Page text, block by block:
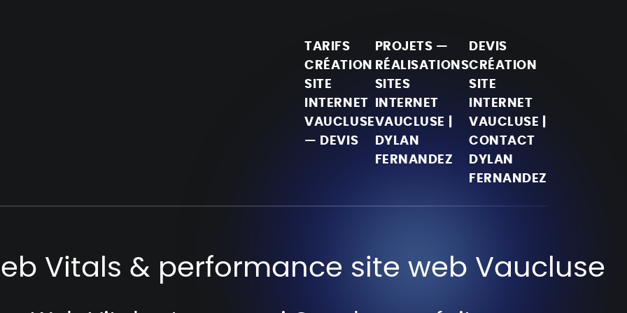
TARIFS
CRÉATION
SITE
INTERNET
VAUCLUSE
— DEVIS
PROJETS —
RÉALISATIONS
SITES
INTERNET
VAUCLUSE |
DYLAN
FERNANDEZ
DEVIS
CRÉATION
SITE
INTERNET
VAUCLUSE |
CONTACT
DYLAN
FERNANDEZ
Vitals & performance site web Vaucluse